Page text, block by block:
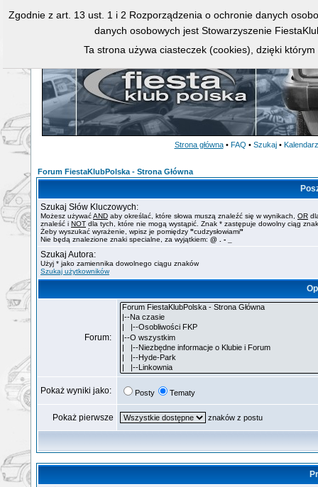
Strona główna • FAQ • Szukaj • Kalendarz
Forum FiestaKlubPolska - Strona Główna
Szukaj Słów Kluczowych:
Możesz używaćAND aby określać, które słowa muszą znaleźć się w wynikach, OR
znaleść i NOT dla tych, które nie mogą wystąpić. Znak * zastępuje dowolny ciąg
Żeby wyszukać wyrażenie, wpisz je pomiędzy "cudzysłowiami"
Nie będą znalezione znaki specialne, za wyjątkiem: @ . - _
Szukaj Autora:
Użyj * jako zamiennika dowolnego ciągu znaków
Szukaj użytkowników
Forum:
Pokaż wyniki jako: Posty Tematy
Pokaż pierwsze znaków z postu
Zgodnie z art. 13 ust. 1 i 2 Rozporządzenia o ochronie danych
danych osobowych jest Stowarzyszenie
Ta strona używa ciasteczek (cookies), dzięki